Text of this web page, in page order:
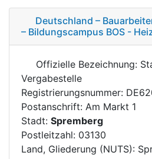
Deutschland –
– Bildungscampus BOS -
Offizielle Bezeichnung:
Vergabestelle
Registrierungsnummer:
Postanschrift: Am Markt 1
Stadt: Spremberg
Postleitzahl: 03130
Land, Gliederung (NUTS):